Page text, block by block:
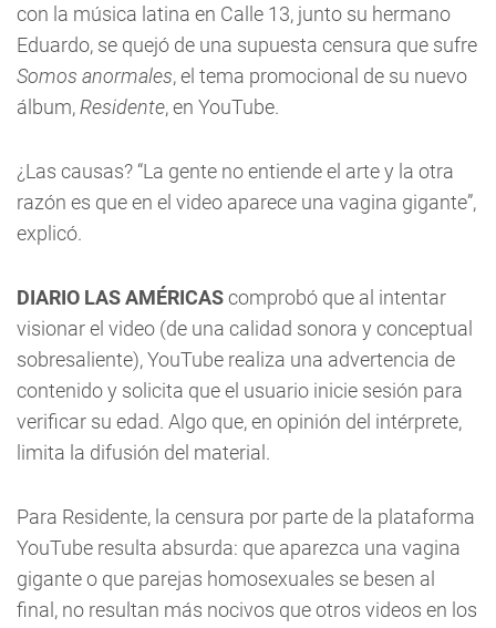
con la música latina en Calle 13, junto su hermano
Eduardo, se quejó de una supuesta censura que sufre
Somos anormales, el tema promocional de su nuevo
álbum,Residente, en YouTube.
¿Las causas? “La gente no entiende el arte y la otra
razón es que en el video aparece una vagina gigante”,
explicó.
DIARIO LAS AMÉRICAScomprobó que al intentar
visionar el video (de una calidad sonora y conceptual
sobresaliente), YouTube realiza una advertencia de
contenido y solicita que el usuario inicie sesión para
verificar su edad. Algo que, en opinión del intérprete,
limita la difusión del material.
Para Residente, la censura por parte de la plataforma
YouTube resulta absurda: que aparezca una vagina
gigante o que parejas homosexuales se besen al
final, no resultan más nocivos que otros videos en los